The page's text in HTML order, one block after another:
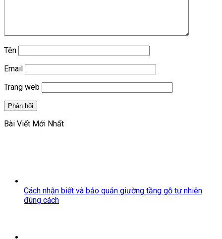
Tên
Email
Trang web
Bài Viết Mới Nhất
Cách nhận biết và bảo quản giường tầng gỗ tự nhiên
đúng cách